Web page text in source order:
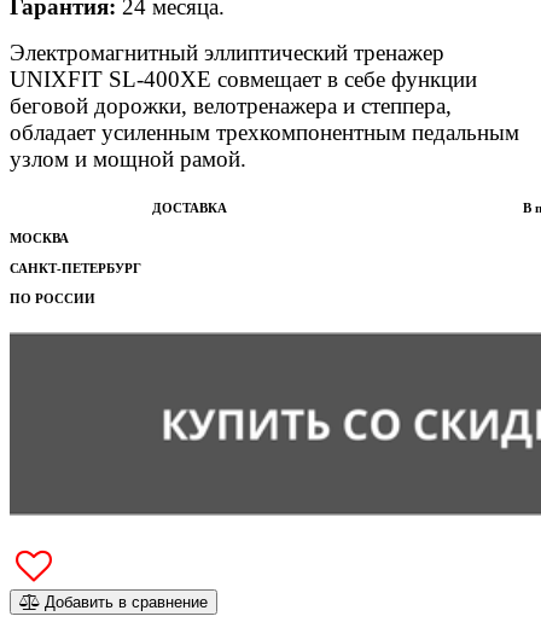
Гарантия: 24 месяца.
Электромагнитный эллиптический тренажер
UNIXFIT SL-400ХЕ совмещает в себе функции
беговой дорожки, велотренажера и степпера,
обладает усиленным трехкомпонентным педальным
узлом и мощной рамой.
ДОСТАВКА В
МОСКВА
САНКТ-ПЕТЕРБУРГ
ПО РОССИИ
Добавить в сравнение